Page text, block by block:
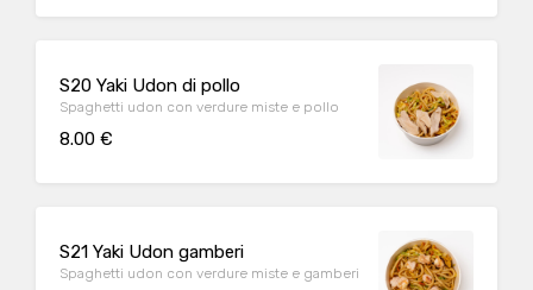
S20 Yaki Udon di pollo
Spaghetti udon con verdure miste e pollo
8.00 €
S21 Yaki Udon gamberi
Spaghetti udon con verdure miste e gamberi